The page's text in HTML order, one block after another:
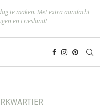
te maken. Met extra aandacht
en Friesland!